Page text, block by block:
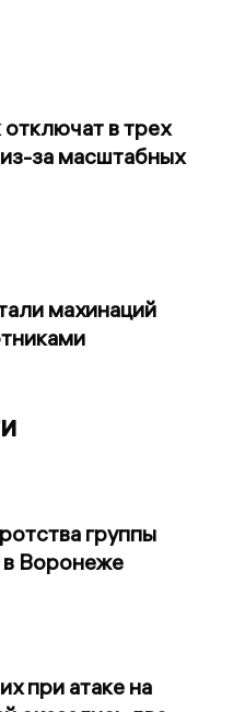
в трех
за масштабных
махинаций
группы
в Воронеже
при атаке на